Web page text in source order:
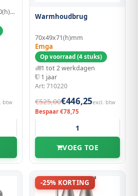
1.55kW | 1035x500x600(h)mm | RVS
btw
Warmhoudbrug
70x49x71(h)mm
Emga
Op voorraad (4 stuks)
1 tot 2 werkdagen
1 jaar
Art: 710220
€525,00€446,25excl. btw
Bespaar €78,75
VOEG TOE
-25% KORTING